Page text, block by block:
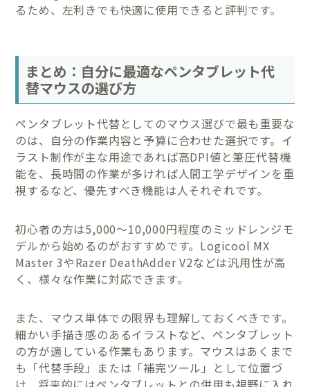
るため、左利きでも快適に使用できると評判です。
まとめ：自分に最適なペンタブレット代
替マウスの選び方
ペンタブレット代替としてのマウス選びで最も重要な
のは、自分の作業内容と予算に合わせた選択です。イ
ラスト制作が主な用途であれば高DPI値と筆圧代替機
能を、長時間の作業が多ければ人間工学デザインを重
視するなど、優先すべき機能は人それぞれです。
初心者の方は5,000〜10,000円程度のミッドレンジモ
デルから始めるのがおすすめです。Logicool MX
Master 3やRazer DeathAdder V2などは汎用性が高
く、様々な作業に対応できます。
また、マウス単体での限界も理解しておくべきです。
細かい手描き感のあるイラストなど、ペンタブレット
の方が適している作業もあります。マウスはあくまで
も「代替手段」または「補完ツール」として位置づ